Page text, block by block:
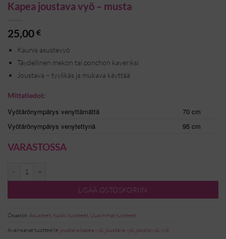
Kapea joustava vyö – musta
25,00 €
Kaunis asustevyö
Täydellinen mekon tai ponchon kaveriksi
Joustava – tyylikäs ja mukava käyttää
Mittatiedot:
Vyötärönympärys venyttämättä
70 cm
Vyötärönympärys venytettynä
95 cm
VARASTOSSA
LISÄÄ OSTOSKORIIN
Osastot: Asusteet, Kaikki tuotteet, Uusimmat tuotteet
Avainsanat tuotteelle joustava kapea vyö, joustava vyö, joustovyö,vyö